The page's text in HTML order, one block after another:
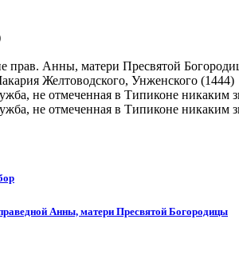
прав. Анны, матери Пресвятой
Желтоводского, Унженского (1444)
Анны, матери Пресвятой Богородицы